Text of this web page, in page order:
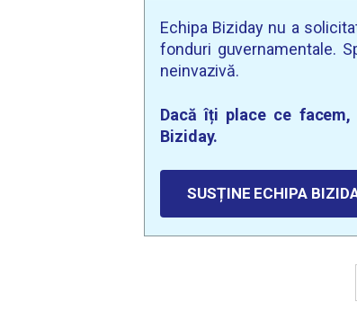
Echipa Biziday nu a
fonduri guvernamentale.
neinvazivă.
Dacă îți place ce
Biziday.
SUSȚINE ECHIPA